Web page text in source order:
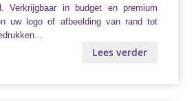
Verkrijgbaar in budget en premium
uw logo of afbeelding van rand tot
Lees verder